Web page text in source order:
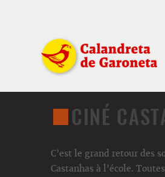
CINÉ
C’est le grand retour des
Castanhas à l’école.